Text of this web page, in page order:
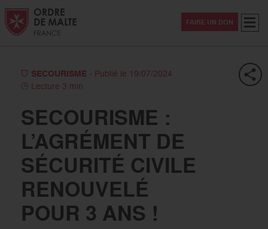
Aller au contenu
Aller à la recherche
Aller au menu
FAIRE UN DON
SECOURISME - Publié le 19/07/2024
Lecture 3 min
SECOURISME :
L’AGRÉMENT DE
SÉCURITÉ CIVILE
RENOUVELÉ
POUR 3 ANS !